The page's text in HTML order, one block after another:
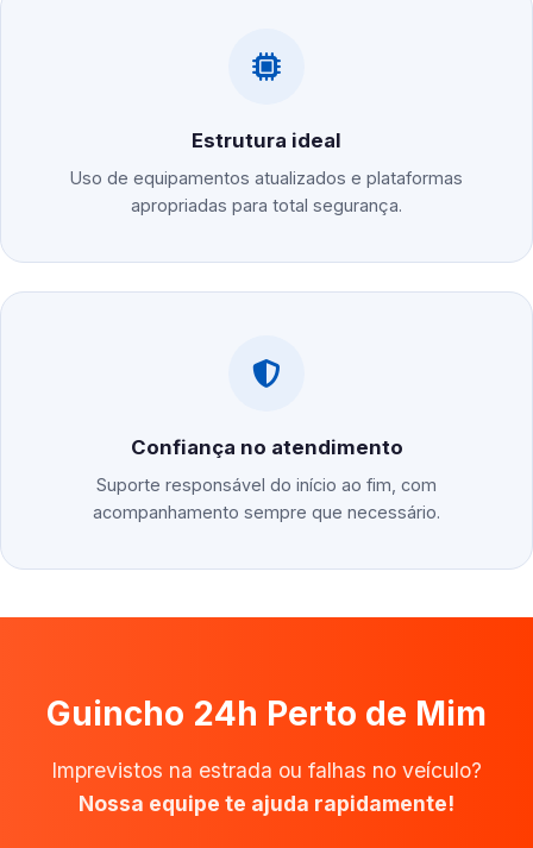
Estrutura ideal
Uso de equipamentos atualizados e plataformas
apropriadas para total segurança.
Confiança no atendimento
Suporte responsável do início ao fim, com
acompanhamento sempre que necessário.
Guincho 24h Perto de Mim
Imprevistos na estrada ou falhas no veículo?
Nossa equipe te ajuda rapidamente!